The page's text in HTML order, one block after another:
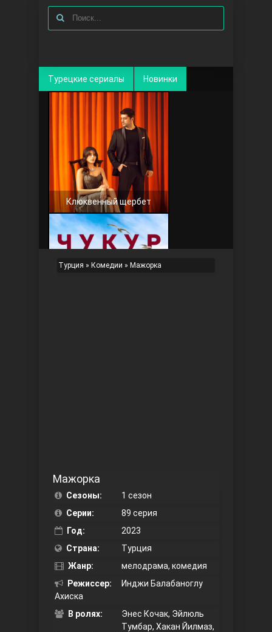
Турецкие сериалы Новинки
Клюквенный щербет
Правосyдие
Турция » Комедии » Мажорка
Мажорка
Сезоны:
1 сезон
Серии:
89 серия
Год:
2023
Страна:
Турция
Жанр:
мелодрама, комедия
Режиссер:
Инджи Балабаноглу
Ахиска
В ролях:
Энес Кочак, Эйлюль
Тумбар, Хакан Йилмаз,